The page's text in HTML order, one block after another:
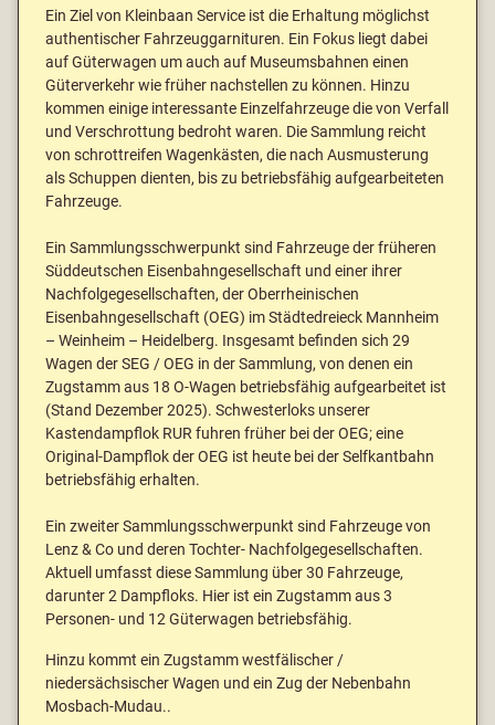
Ein Ziel von Kleinbaan Service ist die Erhaltung möglichst
authentischer Fahrzeuggarnituren. Ein Fokus liegt dabei
auf Güterwagen um auch auf Museumsbahnen einen
Güterverkehr wie früher nachstellen zu können. Hinzu
kommen einige interessante Einzelfahrzeuge die von Verfall
und Verschrottung bedroht waren. Die Sammlung reicht
von schrottreifen Wagenkästen, die nach Ausmusterung
als Schuppen dienten, bis zu betriebsfähig aufgearbeiteten
Fahrzeuge.
Ein Sammlungsschwerpunkt sind Fahrzeuge der früheren
Süddeutschen Eisenbahngesellschaft und einer ihrer
Nachfolgegesellschaften, der Oberrheinischen
Eisenbahngesellschaft (OEG) im Städtedreieck Mannheim
– Weinheim – Heidelberg. Insgesamt befinden sich 29
Wagen der SEG / OEG in der Sammlung, von denen ein
Zugstamm aus 18 O-Wagen betriebsfähig aufgearbeitet ist
(Stand Dezember 2025). Schwesterloks unserer
Kastendampflok RUR fuhren früher bei der OEG; eine
Original-Dampflok der OEG ist heute bei der Selfkantbahn
betriebsfähig erhalten.
Ein zweiter Sammlungsschwerpunkt sind Fahrzeuge von
Lenz & Co und deren Tochter- Nachfolgegesellschaften.
Aktuell umfasst diese Sammlung über 30 Fahrzeuge,
darunter 2 Dampfloks. Hier ist ein Zugstamm aus 3
Personen- und 12 Güterwagen betriebsfähig.
Hinzu kommt ein Zugstamm westfälischer /
niedersächsischer Wagen und ein Zug der Nebenbahn
Mosbach-Mudau..